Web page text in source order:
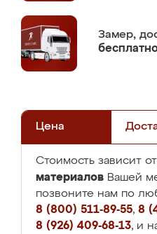
Замер,
Цена
Стоимость зависит от
материалов Вашей
позвоните нам по
8 (800) 511-89-55, 8
8 (926) 409-68-13, и